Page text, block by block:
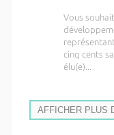
Vous
cinq cents
élu(e)...
AFFICHER PLUS